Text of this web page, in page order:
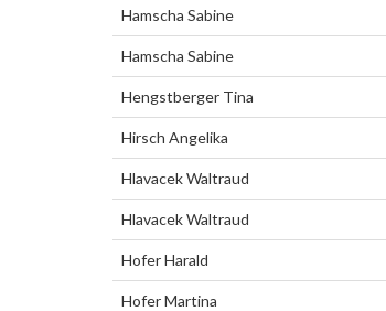
Hamscha Sabine
Hamscha Sabine
Hengstberger Tina
Hirsch Angelika
Hlavacek Waltraud
Hlavacek Waltraud
Hofer Harald
Hofer Martina